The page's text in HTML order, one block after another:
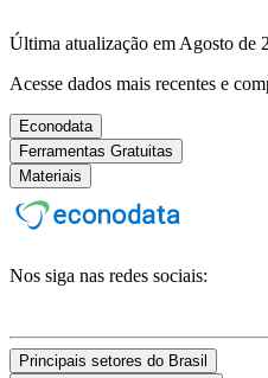
Última atualização em Agosto de
Acesse dados mais recentes e
Econodata
Ferramentas Gratuitas
Materiais
Nos siga nas redes sociais:
Principais setores do Brasil